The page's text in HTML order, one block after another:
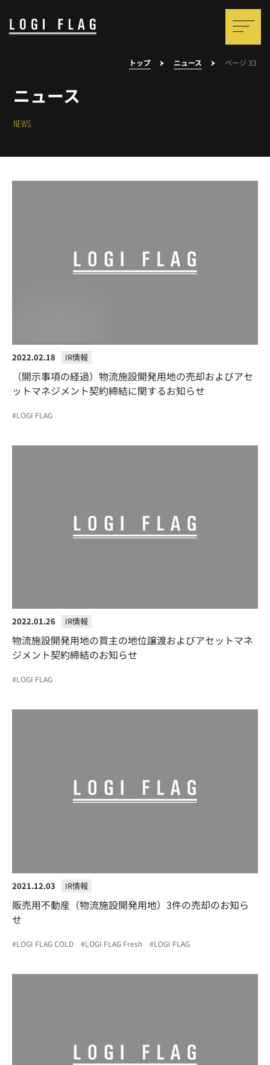
トップ ニュース ページ 33
ニュース
NEWS
2022.02.18 IR情報
（開示事項の経過）物流施設開発用地の売却およびアセ
ットマネジメント契約締結に関するお知らせ
LOGI FLAG
2022.01.26 IR情報
物流施設開発用地の買主の地位譲渡およびアセットマネ
ジメント契約締結のお知らせ
LOGI FLAG
2021.12.03 IR情報
販売用不動産（物流施設開発用地）3件の売却のお知ら
せ
LOGI FLAG COLD LOGI FLAG Fresh LOGI FLAG